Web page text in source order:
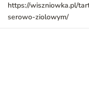
https://wiszniowka.pl/
serowo-ziolowym/